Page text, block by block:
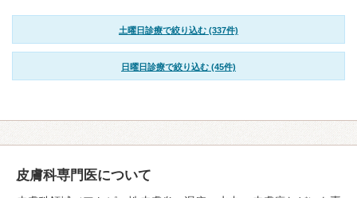
土曜日診療で絞り込む (337件)
日曜日診療で絞り込む (45件)
皮膚科専門医について